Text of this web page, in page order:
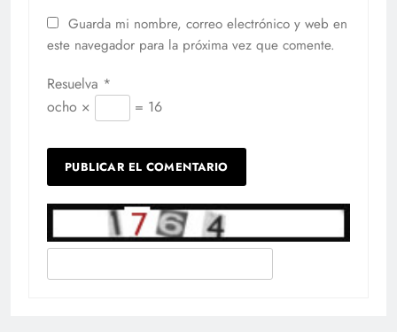
Guarda mi nombre, correo electrónico y web en
este navegador para la próxima vez que comente.
Resuelva *
ocho ×
= 16